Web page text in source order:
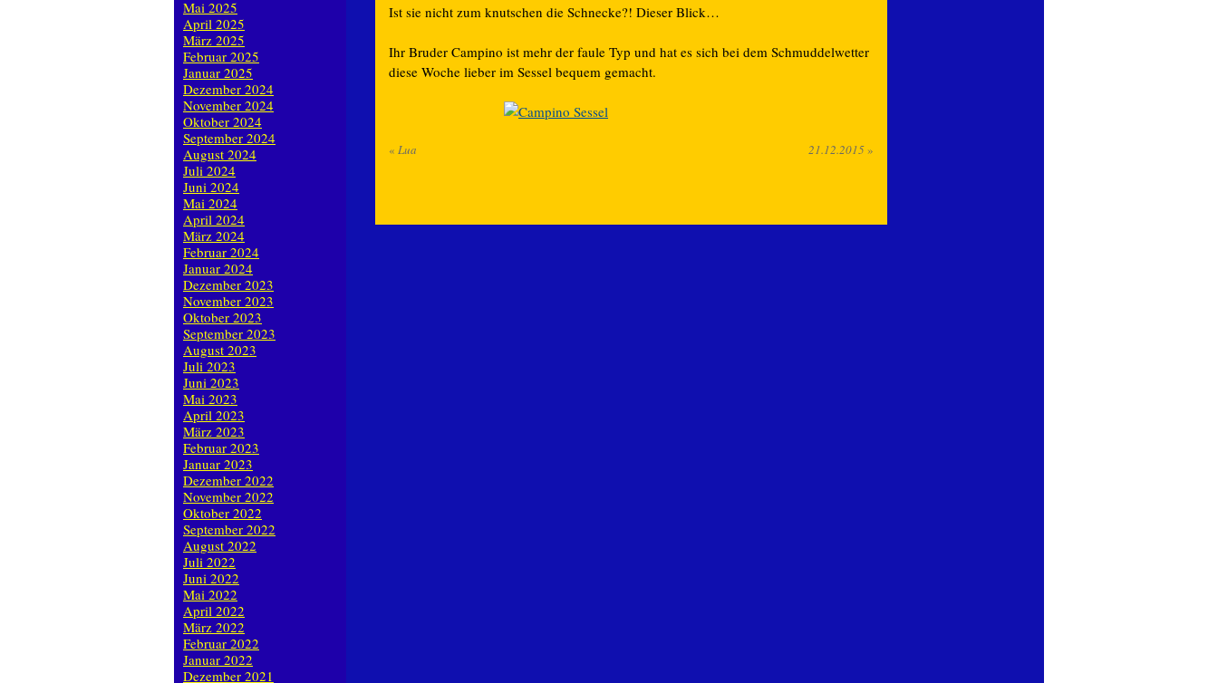
Ist sie nicht zum knutschen die Schnecke?! Dieser Blick…
Ihr Bruder Campino ist mehr der faule Typ und hat es sich bei dem Schmuddelwetter
diese Woche lieber im Sessel bequem gemacht.
« Lua 21.12.2015»
Mai 2025
April 2025
März 2025
Februar 2025
Januar 2025
Dezember 2024
November 2024
Oktober 2024
September 2024
August 2024
Juli 2024
Juni 2024
Mai 2024
April 2024
März 2024
Februar 2024
Januar 2024
Dezember 2023
November 2023
Oktober 2023
September 2023
August 2023
Juli 2023
Juni 2023
Mai 2023
April 2023
März 2023
Februar 2023
Januar 2023
Dezember 2022
November 2022
Oktober 2022
September 2022
August 2022
Juli 2022
Juni 2022
Mai 2022
April 2022
März 2022
Februar 2022
Januar 2022
Dezember 2021